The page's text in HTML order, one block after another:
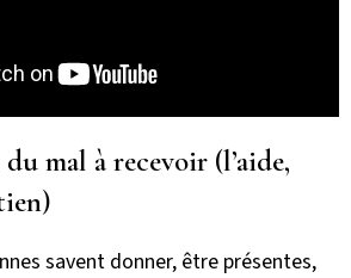
mal à recevoir (l’aide,
savent donner, être présentes,